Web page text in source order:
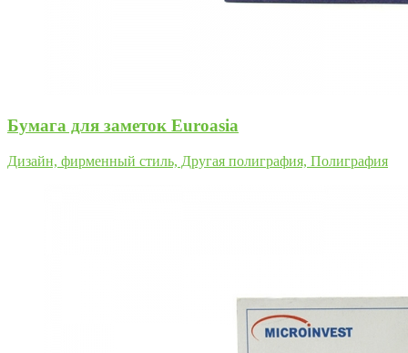
Бумага для заметок Euroasia
Дизайн, фирменный стиль, Другая полиграфия, Полиграфия